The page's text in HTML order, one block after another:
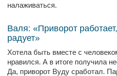
налаживаться.
Валя: «Приворот
радует»
Хотела быть вместе с
нравился. А в итоге получила
Да, приворот Вуду сработал.